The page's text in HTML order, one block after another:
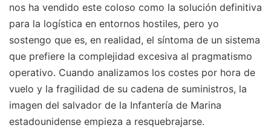
nos ha vendido este coloso como la solución definitiva
para la logística en entornos hostiles, pero yo
sostengo que es, en realidad, el síntoma de un sistema
que prefiere la complejidad excesiva al pragmatismo
operativo. Cuando analizamos los costes por hora de
vuelo y la fragilidad de su cadena de suministros, la
imagen del salvador de la Infantería de Marina
estadounidense empieza a resquebrajarse.